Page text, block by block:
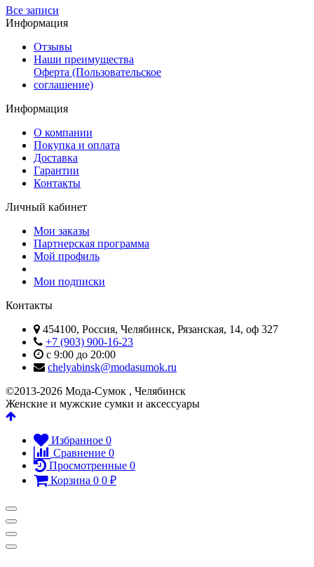
Все записи
Информация
Отзывы
Наши преимущества
Оферта (Пользовательское
соглашение)
Информация
О компании
Покупка и оплата
Доставка
Гарантии
Контакты
Личный кабинет
Мои заказы
Партнерская программа
Мой профиль
Мои подписки
Контакты
454100, Россия, Челябинск, Рязанская, 14, оф 327
+7 (903) 900-16-23
с 9:00 до 20:00
chelyabinsk@modasumok.ru
©2013-2026 Мода-Сумок , Челябинск
Женские и мужские сумки и аксессуары
Избранное 0
Сравнение 0
Просмотренные 0
Корзина 0 0 ₽